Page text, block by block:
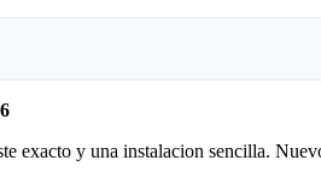
exacto y una instalacion sencilla.